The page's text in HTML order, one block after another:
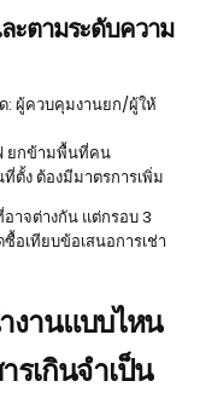
ะตามระดับความ
: ผู้ควบคุมงานยก/ผู้ให้
ฟ ยกข้ามพื้นที่คน
ตั้ง ต้องมีมาตรการเพิ่ม
าจต่างกัน แต่กรอบ 3
เทียบข้อเสนอการเช่า
งานแบบไหน
รเกินจำเป็น